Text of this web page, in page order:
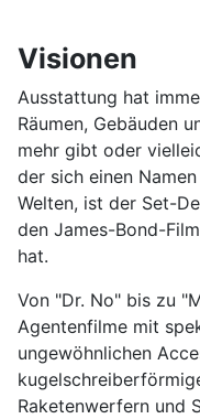
Visionen
Ausstattung hat
Räumen, Gebäuden
mehr gibt oder
der sich einen
Welten, ist der Set-
den James-Bond-
hat.
Von "Dr. No" bis zu
Agentenfilme mit
ungewöhnlichen
Raketenwerfern und